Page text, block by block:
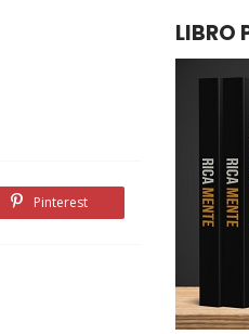
Pinterest
LIBRO